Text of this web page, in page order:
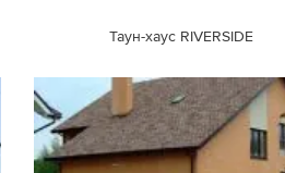
Таун-хаус RIVERSIDE